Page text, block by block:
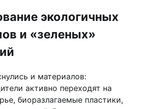
экологичных
и «зеленых»
и материалов:
активно переходят на
биоразлагаемые пластики,